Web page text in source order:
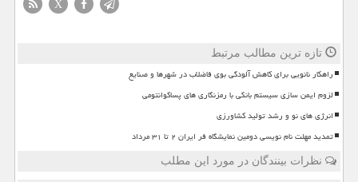
X
تازه ترین مطالب مرتبط
راهکار نانویی برای کاهش آلودگی بوی فاضلاب در شهرها و صنایع
لزوم ایمن سازی سیستم بانکی با رمزنگاری های پساکوانتومی
انرژی های نو و رشد تولید کشاورزی
تمدید مهلت نام نویسی دومین نمایشگاه فر ایران ۲ تا ۳۱ مرداد
نظرات بینندگان در مورد این مطلب